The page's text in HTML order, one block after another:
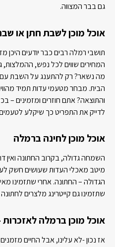
גם בבר המצווה.
אוכל מוכן לשבת חתן או
תושבי רמלה רבים כבר יודעים היכן
המחירים שווים לכל נפש,
מה נשאר? רק להתענג על השבת עם
הבית. מבחר מטעמי עדות תמיד
והתוצאה? אתם חוזרים ומזמינים –
לדייק את התפריט כך שיקלע
אוכל מוכן לחינה ברמלה
השמחה גדולה, בקרוב החתונה ואין
מיטב מאכלי העדות שעושים חשק
הגדולה – החתונה. אחרי שתזמינו
שתזמינו גם קייטרינג מלצרים לחתונה
אוכל מוכן ברמלה
אז נכון -לא עלינו, אבל החיים